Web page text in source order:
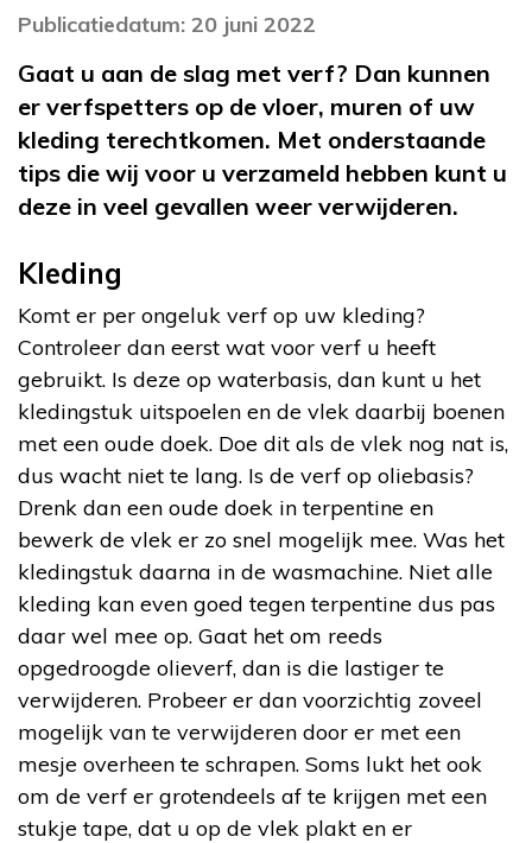
Publicatiedatum: 20 juni 2022
Gaat u aan de slag met verf? Dan kunnen
er verfspetters op de vloer, muren of uw
kleding terechtkomen. Met onderstaande
tips die wij voor u verzameld hebben kunt u
deze in veel gevallen weer verwijderen.
Kleding
Komt er per ongeluk verf op uw kleding?
Controleer dan eerst wat voor verf u heeft
gebruikt. Is deze op waterbasis, dan kunt u het
kledingstuk uitspoelen en de vlek daarbij boenen
met een oude doek. Doe dit als de vlek nog nat is,
dus wacht niet te lang. Is de verf op oliebasis?
Drenk dan een oude doek in terpentine en
bewerk de vlek er zo snel mogelijk mee. Was het
kledingstuk daarna in de wasmachine. Niet alle
kleding kan even goed tegen terpentine dus pas
daar wel mee op. Gaat het om reeds
opgedroogde olieverf, dan is die lastiger te
verwijderen. Probeer er dan voorzichtig zoveel
mogelijk van te verwijderen door er met een
mesje overheen te schrapen. Soms lukt het ook
om de verf er grotendeels af te krijgen met een
stukje tape, dat u op de vlek plakt en er